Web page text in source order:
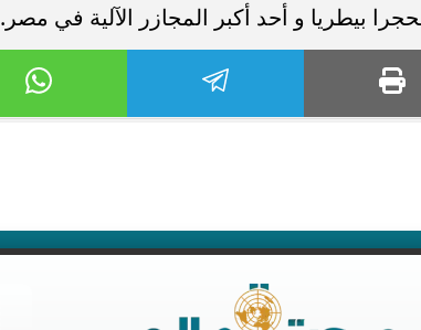
بيطريا و أحد أكبر المجازر الآلية في مصر.